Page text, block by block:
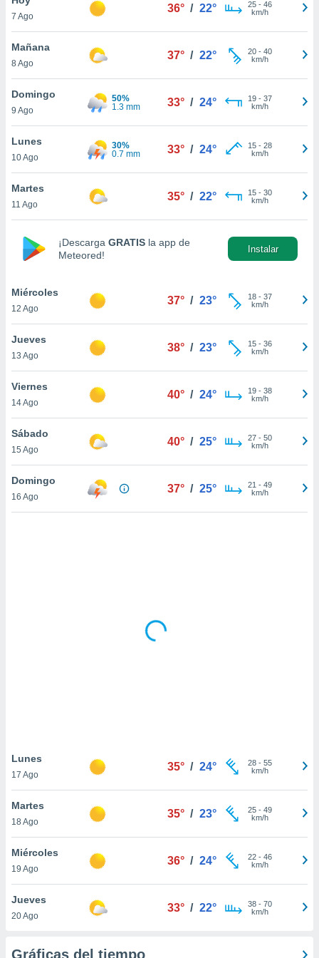
y
en
más
de
cookies
aceptar
de
sitio
de que
sean
para
ni para
únicos
similares
como
IP
posible
traten tus
en
Para
7 Ago
36° / 22° 25- 46
km/h
Mañana
8 Ago
37° / 22° 20- 40
km/h
Domingo
9 Ago
50%
1.3 mm
33° / 24° 19- 37
km/h
Lunes
10 Ago
30%
0.7 mm
33° / 24° 15- 28
km/h
Martes
11 Ago
35° / 22° 15- 30
km/h
¡Descarga GRATIS la app de
Meteored!
Instalar
Miércoles
12 Ago
37° / 23° 18- 37
km/h
Jueves
13 Ago
38° / 23° 15- 36
km/h
Viernes
14 Ago
40° / 24° 19- 38
km/h
Sábado
15 Ago
40° / 25° 27- 50
km/h
Domingo
16 Ago
37° / 25° 21 - 49
km/h
Lunes
17 Ago
35° / 24° 28- 55
km/h
Martes
18 Ago
35° / 23° 25- 49
km/h
Miércoles
19 Ago
36° / 24° 22- 46
km/h
Jueves
20 Ago
33° / 22° 38- 70
km/h
Gráficas del tiempo